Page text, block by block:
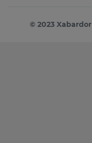
© 2023 Xabardor